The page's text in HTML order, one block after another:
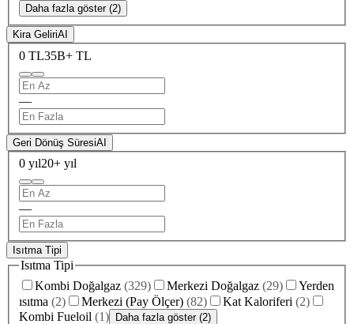
Daha fazla göster (2)
Kira GeliriAI
0 TL35B+ TL
—
Geri Dönüş SüresiAI
0 yıl20+ yıl
—
Isıtma Tipi
Isıtma Tipi
Kombi Doğalgaz (329) Merkezi Doğalgaz (29)
Yerden
ısıtma (2) Merkezi (Pay Ölçer) (82) Kat Kaloriferi (2)
Kombi Fueloil (1) Daha fazla göster (2)